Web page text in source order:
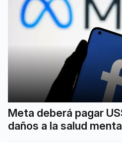
Meta deberá pagar
daños a la salud